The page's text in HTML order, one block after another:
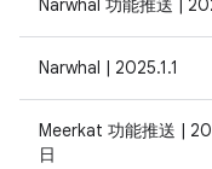
Narwhal 功能推送 |
Narwhal | 2025.1.1
Meerkat 功能推送 |
日